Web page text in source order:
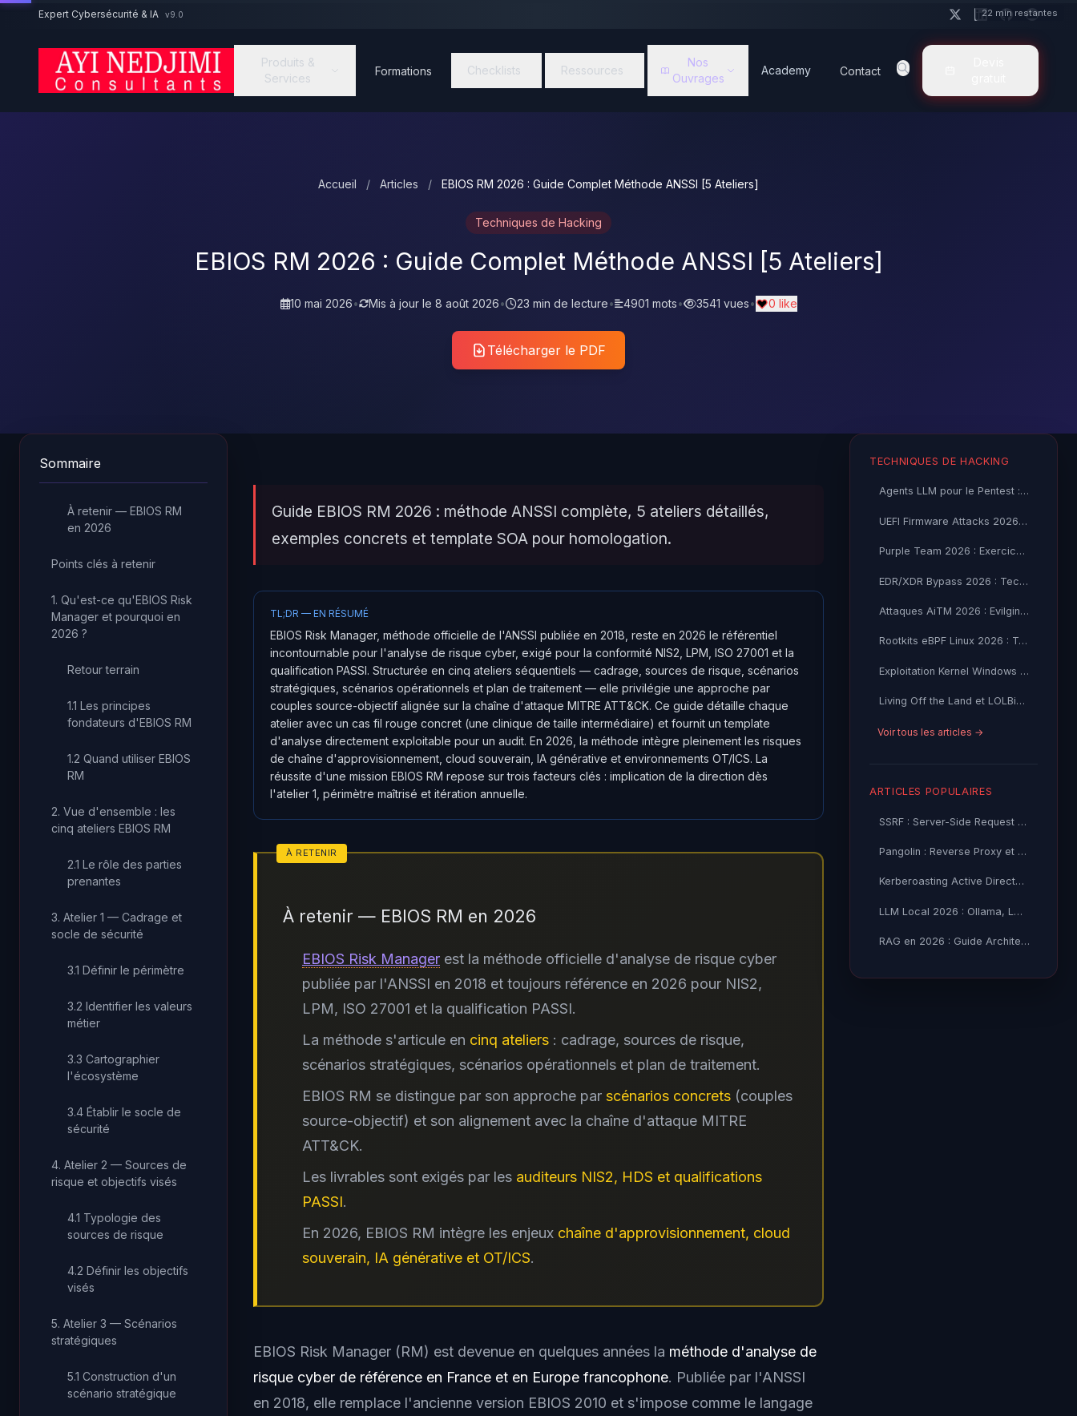
Aller au contenu principal
Expert Cybersécurité & IA v9.0
Produits &
Services
Formations Checklists Ressources
Nos
Ouvrages
Academy Contact
Accueil / Articles / EBIOS RM 2026 : Guide Complet Méthode ANSSI [5 Ateliers]
Techniques de Hacking
EBIOS RM 2026 : Guide Complet Méthode ANSSI [5 Ateliers]
10 mai 2026• Mis à jour le 8 août 2026• 23 min de lecture• 4901 mots• 3541 vues• 0 like
Télécharger le PDF
Sommaire
À retenir — EBIOS RM
en 2026
Points clés à retenir
1. Qu'est-ce qu'EBIOS Risk
Manager et pourquoi en
2026 ?
Retour terrain
1.1 Les principes
fondateurs d'EBIOS RM
1.2 Quand utiliser EBIOS
RM
2. Vue d'ensemble : les
cinq ateliers EBIOS RM
2.1 Le rôle des parties
prenantes
3. Atelier 1 — Cadrage et
socle de sécurité
3.1 Définir le périmètre
3.2 Identifier les valeurs
métier
3.3 Cartographier
l'écosystème
3.4 Établir le socle de
sécurité
4. Atelier 2 — Sources de
risque et objectifs visés
4.1 Typologie des
sources de risque
4.2 Définir les objectifs
visés
5. Atelier 3 — Scénarios
stratégiques
5.1 Construction d'un
scénario stratégique
Guide EBIOS RM 2026 : méthode ANSSI complète, 5 ateliers détaillés,
exemples concrets et template SOA pour homologation.
TL;DR — EN RÉSUMÉ
EBIOS Risk Manager, méthode officielle de l'ANSSI publiée en 2018, reste en 2026 le référentiel
incontournable pour l'analyse de risque cyber, exigé pour la conformité NIS2, LPM, ISO 27001 et la
qualification PASSI. Structurée en cinq ateliers séquentiels — cadrage, sources de risque, scénarios
stratégiques, scénarios opérationnels et plan de traitement — elle privilégie une approche par
couples source-objectif alignée sur la chaîne d'attaque MITRE ATT&CK. Ce guide détaille chaque
atelier avec un cas fil rouge concret (une clinique de taille intermédiaire) et fournit un template
d'analyse directement exploitable pour un audit. En 2026, la méthode intègre pleinement les risques
de chaîne d'approvisionnement, cloud souverain, IA générative et environnements OT/ICS. La
réussite d'une mission EBIOS RM repose sur trois facteurs clés : implication de la direction dès
l'atelier 1, périmètre maîtrisé et itération annuelle.
À retenir — EBIOS RM en 2026
EBIOS Risk Manager est la méthode officielle d'analyse de risque cyber
publiée par l'ANSSI en 2018 et toujours référence en 2026 pour NIS2,
LPM, ISO 27001 et la qualification PASSI.
La méthode s'articule en cinq ateliers : cadrage, sources de risque,
scénarios stratégiques, scénarios opérationnels et plan de traitement.
EBIOS RM se distingue par son approche par scénarios concrets (couples
source-objectif) et son alignement avec la chaîne d'attaque MITRE
ATT&CK.
Les livrables sont exigés par les auditeurs NIS2, HDS et qualifications
PASSI.
En 2026, EBIOS RM intègre les enjeux chaîne d'approvisionnement, cloud
souverain, IA générative et OT/ICS.
EBIOS Risk Manager (RM) est devenue en quelques années la méthode d'analyse de
risque cyber de référence en France et en Europe francophone. Publiée par l'ANSSI
en 2018, elle remplace l'ancienne version EBIOS 2010 et s'impose comme le langage
TECHNIQUES DE HACKING
Agents LLM pour le Pentest : 10 Outils Open Source 2026
UEFI Firmware Attacks 2026 : Bootkits et Persistance
Purple Team 2026 : Exercices AD et Cloud en Pratique
EDR/XDR Bypass 2026 : Techniques Red Team Avancées
Attaques AiTM 2026 : Evilginx, Modlishka et MFA Bypass
Rootkits eBPF Linux 2026 : Techniques Furtives et Détection
Exploitation Kernel Windows 2026 : Drivers et Bypass KASLR
Living Off the Land et LOLBins 2026 : Guide de Détection SOC
Voir tous les articles →
ARTICLES POPULAIRES
SSRF : Server-Side Request Forgery — Exploitation Avancée
Pangolin : Reverse Proxy et Tunnel Self-Hosted — Guide
Kerberoasting Active Directory : Attaque et Défense 2026
LLM Local 2026 : Ollama, LM Studio ou vLLM — Quel Outil selon
RAG en 2026 : Guide Architecture, Vectorisation & Chunking
22 min restantes